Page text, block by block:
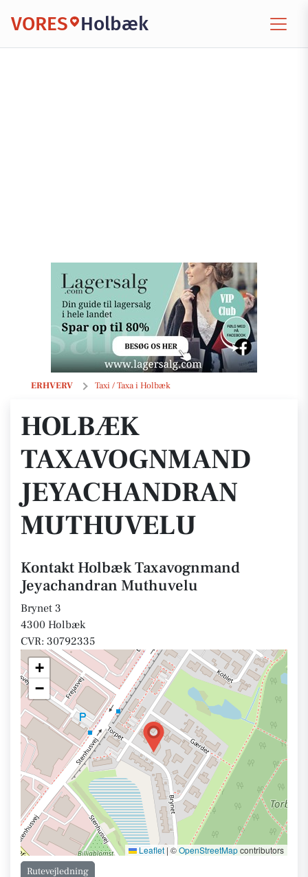
VORES Holbæk
ERHVERV Taxi / Taxa i Holbæk
Holbæk Taxavognmand Jeyachandran Muthuvelu
HOLBÆK
TAXAVOGNMAND
JEYACHANDRAN
MUTHUVELU
Kontakt Holbæk Taxavognmand
Jeyachandran Muthuvelu
Brynet 3
4300 Holbæk
CVR: 30792335
+
−
Leaflet | ©OpenStreetMapcontributors
Rutevejledning